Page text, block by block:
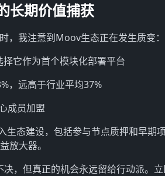
长期价值捕获
，我注意到Moov生态正在发生质变：
它作为首个模块化部署平台
，远高于行业平均37%
成员加盟
生态建设，包括参与节点质押和早期
放大器。
，但真正的机会永远留给行动派。